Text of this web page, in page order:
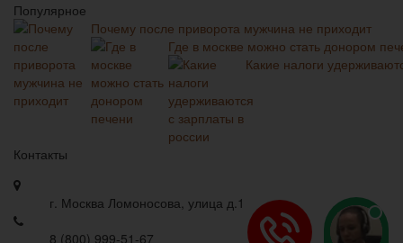
Популярное
Почему после приворота мужчина не приходит
Где в москве можно стать донором
Какие налоги
Контакты
г. Москва Ломоносова, улица д.1
8 (800) 999-51-67